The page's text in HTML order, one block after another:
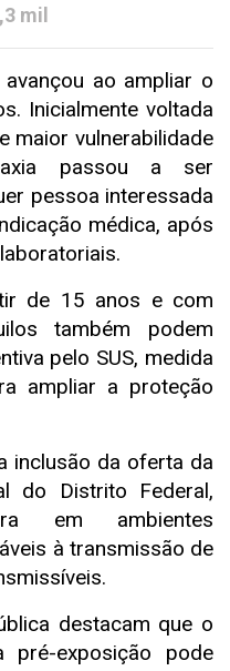
mil
ao ampliar o
Inicialmente voltada
maior vulnerabilidade
passou a ser
pessoa interessada
médica, após
de 15 anos e com
também podem
pelo SUS, medida
ampliar a proteção
inclusão da oferta da
do Distrito Federal,
em ambientes
à transmissão de
destacam que o
exposição pode